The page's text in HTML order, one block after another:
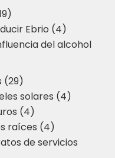
Ebrio (4)
del alcohol
(29)
solares (4)
(4)
raíces (4)
de servicios